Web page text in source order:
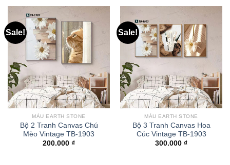
Sale!
MÀU EARTH STONE
Bộ 2 Tranh Canvas Chú
Mèo Vintage TB-1903
200.000 ₫
Sale!
MÀU EARTH STONE
Bộ 3 Tranh Canvas Hoa
Cúc Vintage TB-1903
300.000 ₫